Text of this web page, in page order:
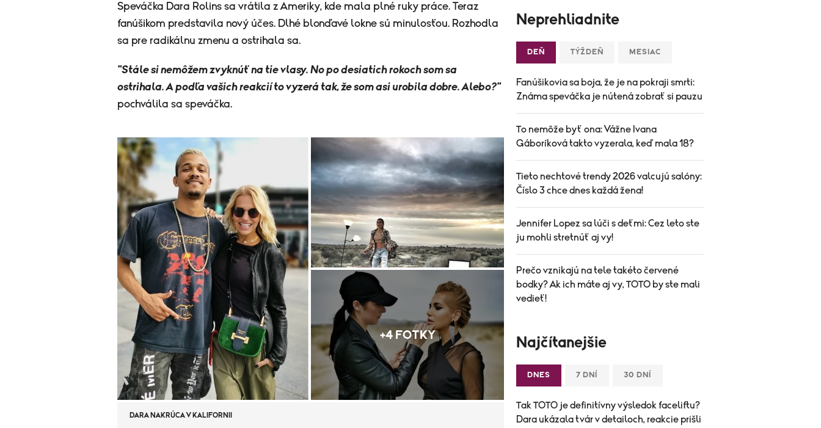
Speváčka Dara Rolins sa vrátila z Ameriky, kde mala plné ruky práce. Teraz
fanúšikom predstavila nový účes. Dlhé blonďavé lokne sú minulosťou. Rozhodla
sa pre radikálnu zmenu a ostrihala sa.
"Stále si nemôžem zvyknúť na tie vlasy. No po desiatich rokoch som sa
ostrihala. A podľa vašich reakcií to vyzerá tak, že som asi urobila dobre. Alebo?"
pochválila sa speváčka.
+4 FOTKY
DARA NAKRÚCA V KALIFORNII
Neprehliadnite
DEŇ TÝŽDEŇ MESIAC
Fanúšikovia sa boja, že je na pokraji smrti:
Známa speváčka je nútená zobrať si pauzu
To nemôže byť ona: Vážne Ivana
Gáboríková takto vyzerala, keď mala 18?
Tieto nechtové trendy 2026 valcujú salóny:
Číslo 3 chce dnes každá žena!
Jennifer Lopez sa lúči s deťmi: Cez leto ste
ju mohli stretnúť aj vy!
Prečo vznikajú na tele takéto červené
bodky? Ak ich máte aj vy, TOTO by ste mali
vedieť!
Najčítanejšie
DNES 7 DNÍ 30 DNÍ
Tak TOTO je definitívny výsledok faceliftu?
Dara ukázala tvár v detailoch, reakcie prišli